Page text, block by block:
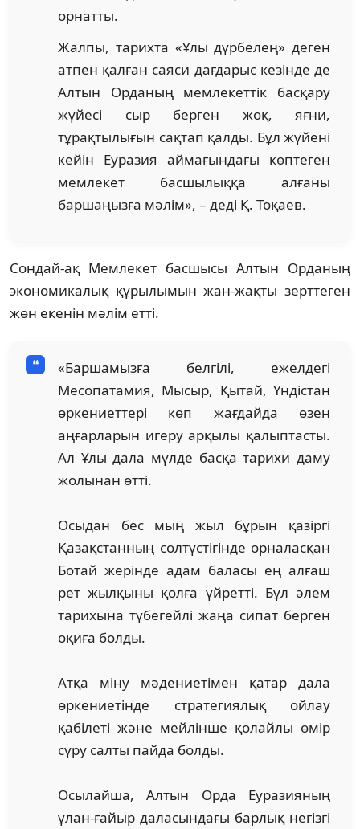
орнатты.
Жалпы, тарихта «Ұлы дүрбелең» деген
атпен қалған саяси дағдарыс кезінде де
Алтын Орданың мемлекеттік басқару
жүйесі сыр берген жоқ, яғни,
тұрақтылығын сақтап қалды. Бұл жүйені
кейін Еуразия аймағындағы көптеген
мемлекет басшылыққа алғаны
баршаңызға мәлім», – деді Қ. Тоқаев.
Сондай-ақ Мемлекет басшысы Алтын Орданың
экономикалық құрылымын жан-жақты зерттеген
жөн екенін мәлім етті.
«Баршамызға белгілі, ежелдегі
Месопатамия, Мысыр, Қытай, Үндістан
өркениеттері көп жағдайда өзен
аңғарларын игеру арқылы қалыптасты.
Ал Ұлы дала мүлде басқа тарихи даму
жолынан өтті.
Осыдан бес мың жыл бұрын қазіргі
Қазақстанның солтүстігінде орналасқан
Ботай жерінде адам баласы ең алғаш
рет жылқыны қолға үйретті. Бұл әлем
тарихына түбегейлі жаңа сипат берген
оқиға болды.
Атқа міну мәдениетімен қатар дала
өркениетінде стратегиялық ойлау
қабілеті және мейлінше қолайлы өмір
сүру салты пайда болды.
Осылайша, Алтын Орда Еуразияның
ұлан-ғайыр даласындағы барлық негізгі